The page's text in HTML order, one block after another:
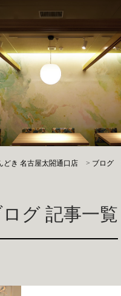
どき 名古屋太閤通口店 > ブログ
グ 記事一覧